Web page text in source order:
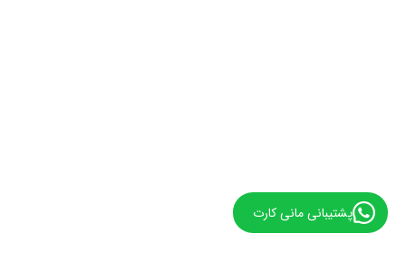
پشتیبانی مانی کارت